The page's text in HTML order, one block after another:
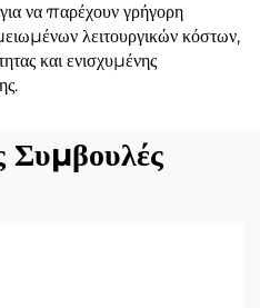
να παρέχουν γρήγορη
λειτουργικών κόστων,
και ενισχυμένης
Συμβουλές